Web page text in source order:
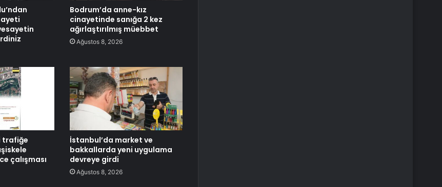
Bodrum’da anne-kız
cinayetinde sanığa 2 kez
ağırlaştırılmış müebbet
Ağustos 8, 2026
trafiğe
çalışması
İstanbul’da market ve
bakkallarda yeni uygulama
devreye girdi
Ağustos 8, 2026